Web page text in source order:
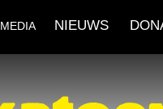
MEDIA NIEUWS